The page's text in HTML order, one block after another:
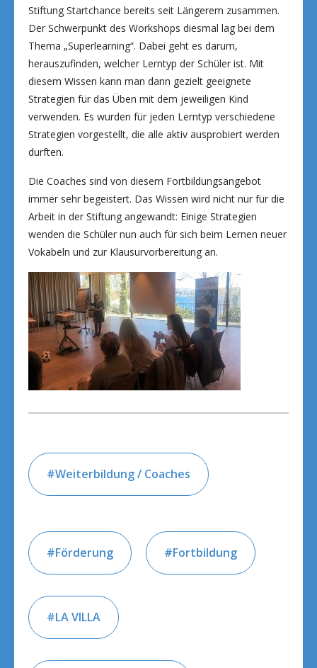
Stiftung Startchance bereits seit Längerem zusammen.
Der Schwerpunkt des Workshops diesmal lag bei dem
Thema „Superlearning“. Dabei geht es darum,
herauszufinden, welcher Lerntyp der Schüler ist. Mit
diesem Wissen kann man dann gezielt geeignete
Strategien für das Üben mit dem jeweiligen Kind
verwenden. Es wurden für jeden Lerntyp verschiedene
Strategien vorgestellt, die alle aktiv ausprobiert werden
durften.
Die Coaches sind von diesem Fortbildungsangebot
immer sehr begeistert. Das Wissen wird nicht nur für die
Arbeit in der Stiftung angewandt: Einige Strategien
wenden die Schüler nun auch für sich beim Lernen neuer
Vokabeln und zur Klausurvorbereitung an.
Weiterbildung / Coaches
Förderung Fortbildung
LA VILLA